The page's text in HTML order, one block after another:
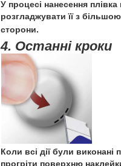
У процесі нанесення
розгладжувати її з
сторони.
4. Останні кроки
Коли всі дії були
прогріти поверхню